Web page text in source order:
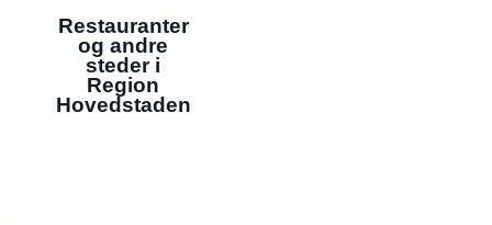
Restauranter
og andre
steder i
Region
Hovedstaden